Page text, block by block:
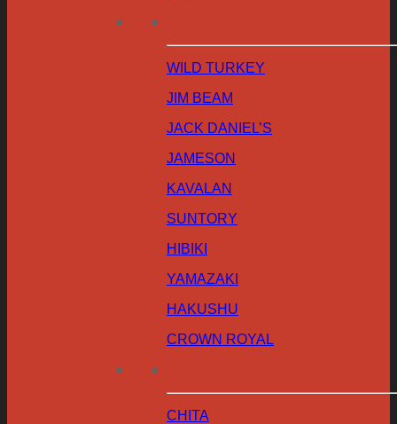
WILD TURKEY
JIM BEAM
JACK DANIEL’S
JAMESON
KAVALAN
SUNTORY
HIBIKI
YAMAZAKI
HAKUSHU
CROWN ROYAL
CHITA